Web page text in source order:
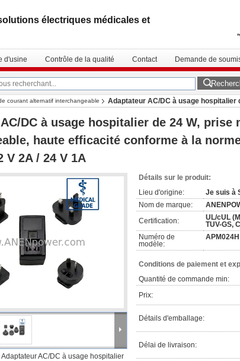
électriques médicales et
d'usine Contrôle de la qualité Contact Demande de
courant alternatif interchangeable
Adaptateur AC/DC à usage hospitalier
sortie stable de 12 V 2A / 24 V 1A
DC à usage hospitalier de 24 W, prise
haute efficacité conforme à la
V 2A / 24 V 1A
Adaptateur AC/DC à usage hospitalier
Détails sur le produit:
Lieu d'origine:
Je suis à
Nom de marque:
Certification:
UL/cUL
TUV-GS,
Numéro de
modèle:
APM024H
Conditions de paiement et
Quantité de commande min:
Prix:
Détails d'emballage:
Délai de livraison: